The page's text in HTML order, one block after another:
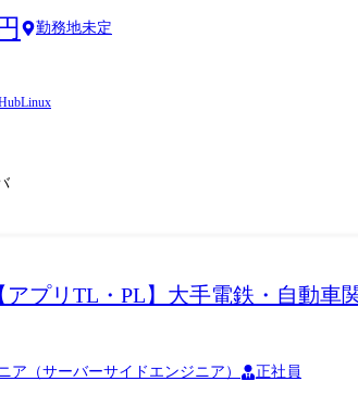
なポジションです。 【業務特徴】 DevOpsを推進
気通貫でお任せしています。 【詳細】 会計業務
新規プロダクトの技術選定や調査 組織の設計・
勤務地未定
Linux
プリTL・PL】大手電鉄・自動車
ア（サーバーサイドエンジニア） 正社員